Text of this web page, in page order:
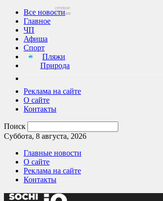
Все новости
Главное
ЧП
Афиша
Спорт
Пляжи
Природа
Реклама на сайте
О сайте
Контакты
Поиск
Суббота, 8 августа, 2026
Главные новости
О сайте
Реклама на сайте
Контакты
сетевое
издание